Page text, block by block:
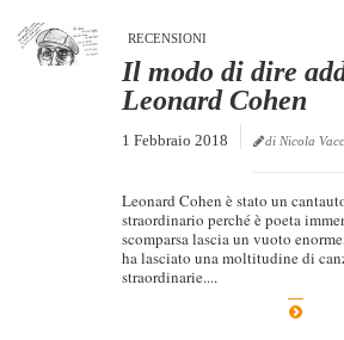
Chi siamo
RECENSIONI
Il modo di dire
Leonard Cohen
1 Febbraio 2018 di Nicola
Leonard Cohen è stato un
straordinario perché è poeta
scomparsa lascia un vuoto
ha lasciato una moltitudine di
straordinarie....